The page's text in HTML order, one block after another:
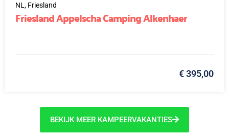
NL, Friesland
Friesland Appelscha Camping Alkenhaer
€ 395,00
BEKIJK MEER KAMPEERVAKANTIES